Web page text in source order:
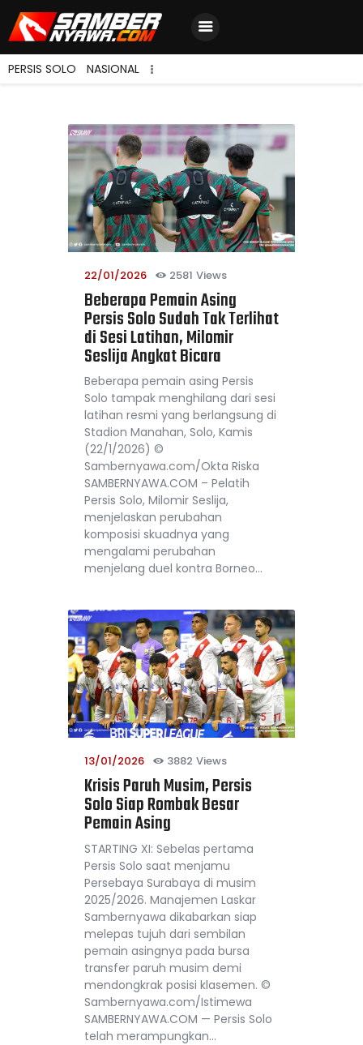
PERSIS SOLO NASIONAL
Berita Terbaru
Jadwal & Hasil
Klasemen
22/01/2026 2581 Views
Beberapa Pemain Asing
Persis Solo Sudah Tak Terlihat
di Sesi Latihan, Milomir
Seslija Angkat Bicara
Beberapa pemain asing Persis
Solo tampak menghilang dari sesi
latihan resmi yang berlangsung di
Stadion Manahan, Solo, Kamis
(22/1/2026) ©
Sambernyawa.com/Okta Riska
SAMBERNYAWA.COM – Pelatih
Persis Solo, Milomir Seslija,
menjelaskan perubahan
komposisi skuadnya yang
mengalami perubahan
menjelang duel kontra Borneo…
13/01/2026 3882 Views
Krisis Paruh Musim, Persis
Solo Siap Rombak Besar
Pemain Asing
STARTING XI: Sebelas pertama
Persis Solo saat menjamu
Persebaya Surabaya di musim
2025/2026. Manajemen Laskar
Sambernyawa dikabarkan siap
melepas tujuh dari sembilan
pemain asingnya pada bursa
transfer paruh musim demi
mendongkrak posisi klasemen. ©
Sambernyawa.com/Istimewa
SAMBERNYAWA.COM — Persis Solo
telah merampungkan…